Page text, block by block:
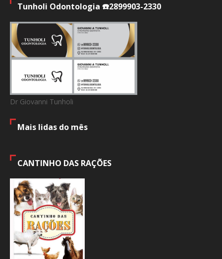
Tunholi Odontologia ☎️2899903-2330
Dr Giovanni Tunholi
Mais lidas do mês
CANTINHO DAS RAÇÕES